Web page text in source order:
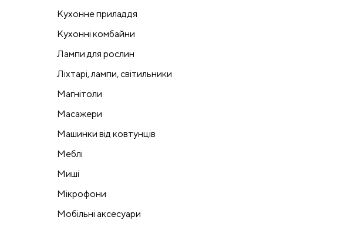
Кухонне приладдя
Кухонні комбайни
Лампи для рослин
Ліхтарі, лампи, світильники
Магнітоли
Масажери
Машинки від ковтунців
Меблі
Миші
Мікрофони
Мобільні аксесуари